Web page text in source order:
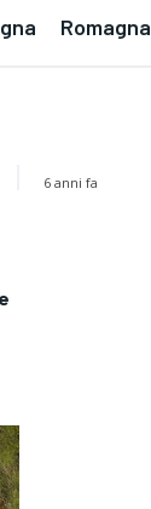
Romagna
6 anni fa